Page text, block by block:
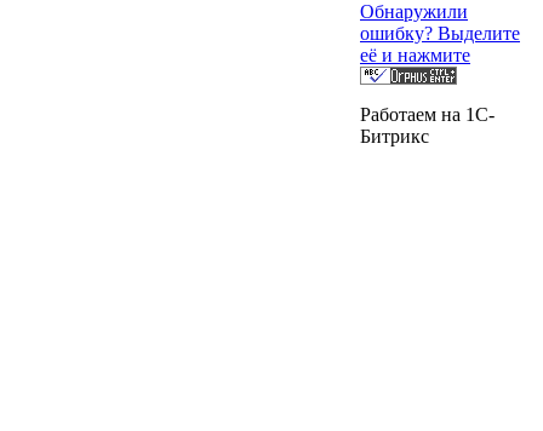
Обнаружили
ошибку? Выделите
её и нажмите
Работаем на 1C-
Битрикс